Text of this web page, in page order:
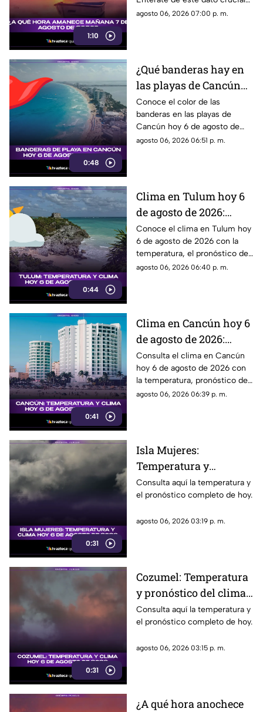
1:10
en nuestra noticia. ¡No te lo
agosto 06, 2026 07:00 p. m.
0:48
¿Qué banderas hay en
las playas de Cancún
hoy 6 de agosto de
2026? Consulta el
reporte actualizado
Conoce el color de las
banderas en las playas de
Cancún hoy 6 de agosto de
2026 y qué significan para los
agosto 06, 2026 06:51 p. m.
0:44
Clima en Tulum hoy 6
de agosto de 2026:
temperatura,
pronóstico del tiempo y
sensación térmica
Conoce el clima en Tulum hoy
6 de agosto de 2026 con la
temperatura, el pronóstico del
tiempo y las condiciones
agosto 06, 2026 06:40 p. m.
0:41
Clima en Cancún hoy 6
de agosto de 2026:
temperatura,
pronóstico del tiempo y
sensación térmica
Consulta el clima en Cancún
hoy 6 de agosto de 2026 con
la temperatura, pronóstico del
tiempo y condiciones
agosto 06, 2026 06:39 p. m.
0:31
Isla Mujeres:
Temperatura y
pronóstico del clima
para hoy, 6 de agosto de
Consulta aquí la temperatura y
el pronóstico completo de hoy.
agosto 06, 2026 03:19 p. m.
0:31
Cozumel: Temperatura
y pronóstico del clima
para hoy, 6 de agosto de
2026
Consulta aquí la temperatura y
el pronóstico completo de hoy.
agosto 06, 2026 03:15 p. m.
¿A qué hora anochece